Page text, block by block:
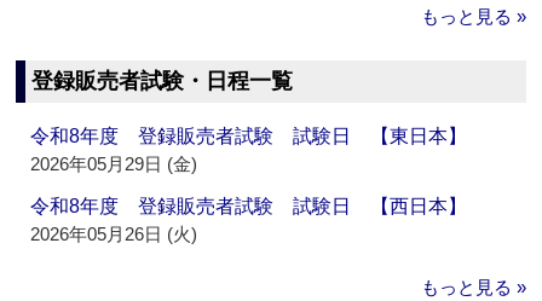
もっと見る »
登録販売者試験・日程一覧
令和8年度 登録販売者試験 試験日 【東日本】
2026年05月29日 (金)
令和8年度 登録販売者試験 試験日 【西日本】
2026年05月26日 (火)
もっと見る »